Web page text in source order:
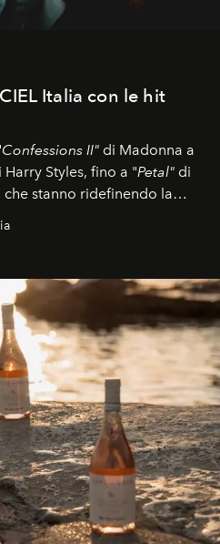
Italia con le hit
Confessions II" di Madonna a
Harry Styles, fino a "Petal" di
stanno ridefinendo la